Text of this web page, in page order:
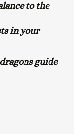
to the
in your
guide